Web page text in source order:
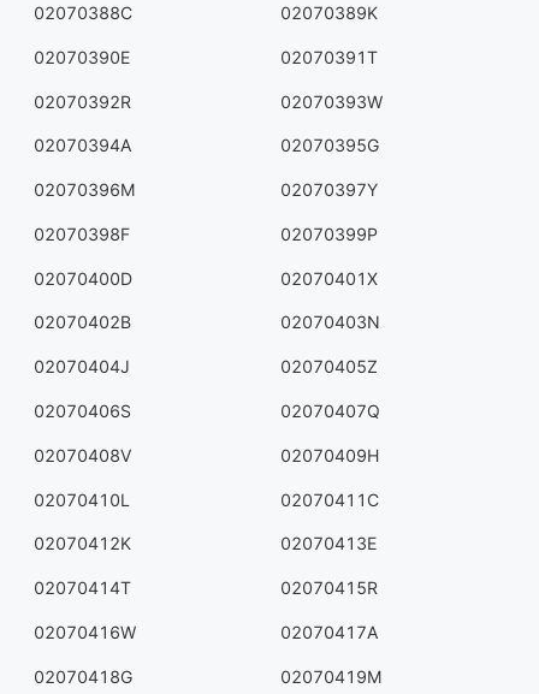
02070388C 02070389K
02070390E 02070391T
02070392R 02070393W
02070394A 02070395G
02070396M 02070397Y
02070398F 02070399P
02070400D 02070401X
02070402B 02070403N
02070404J 02070405Z
02070406S 02070407Q
02070408V 02070409H
02070410L 02070411C
02070412K 02070413E
02070414T 02070415R
02070416W 02070417A
02070418G 02070419M